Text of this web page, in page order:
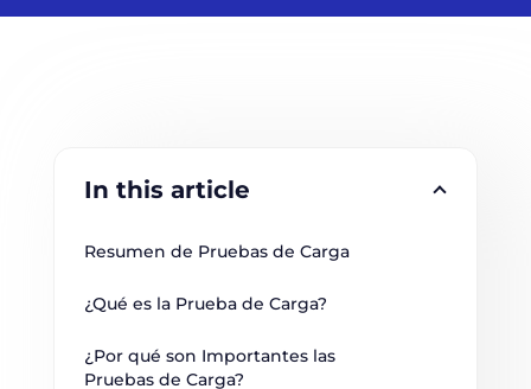
In this article
Resumen de Pruebas de Carga
¿Qué es la Prueba de Carga?
¿Por qué son Importantes las
Pruebas de Carga?